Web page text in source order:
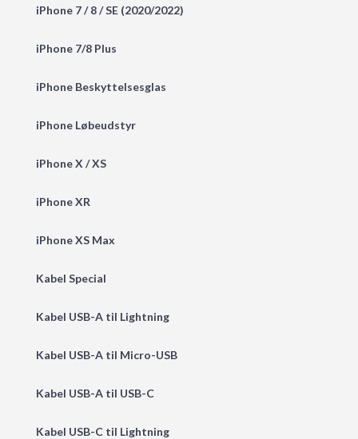
iPhone 7 / 8 / SE (2020/2022)
iPhone 7/8 Plus
iPhone Beskyttelsesglas
iPhone Løbeudstyr
iPhone X / XS
iPhone XR
iPhone XS Max
Kabel Special
Kabel USB-A til Lightning
Kabel USB-A til Micro-USB
Kabel USB-A til USB-C
Kabel USB-C til Lightning